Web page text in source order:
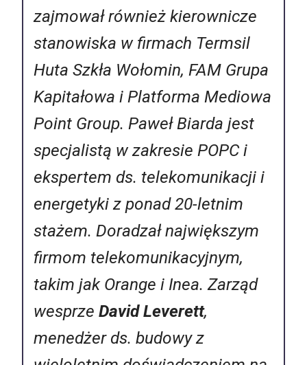
zajmował również kierownicze
stanowiska w firmach Termsil
Huta Szkła Wołomin, FAM Grupa
Kapitałowa i Platforma Mediowa
Point Group. Paweł Biarda jest
specjalistą w zakresie POPC i
ekspertem ds. telekomunikacji i
energetyki z ponad 20-letnim
stażem. Doradzał największym
firmom telekomunikacyjnym,
takim jak Orange i Inea. Zarząd
wesprze David Leverett,
menedżer ds. budowy z